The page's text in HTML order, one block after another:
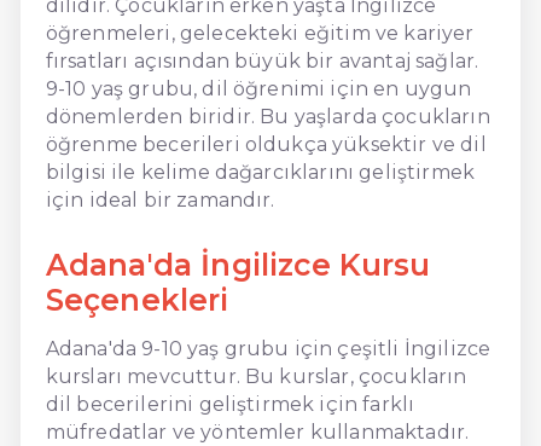
dilidir. Çocukların erken yaşta İngilizce
öğrenmeleri, gelecekteki eğitim ve kariyer
fırsatları açısından büyük bir avantaj sağlar.
9-10 yaş grubu, dil öğrenimi için en uygun
dönemlerden biridir. Bu yaşlarda çocukların
öğrenme becerileri oldukça yüksektir ve dil
bilgisi ile kelime dağarcıklarını geliştirmek
için ideal bir zamandır.
Adana'da İngilizce Kursu
Seçenekleri
Adana'da 9-10 yaş grubu için çeşitli İngilizce
kursları mevcuttur. Bu kurslar, çocukların
dil becerilerini geliştirmek için farklı
müfredatlar ve yöntemler kullanmaktadır.